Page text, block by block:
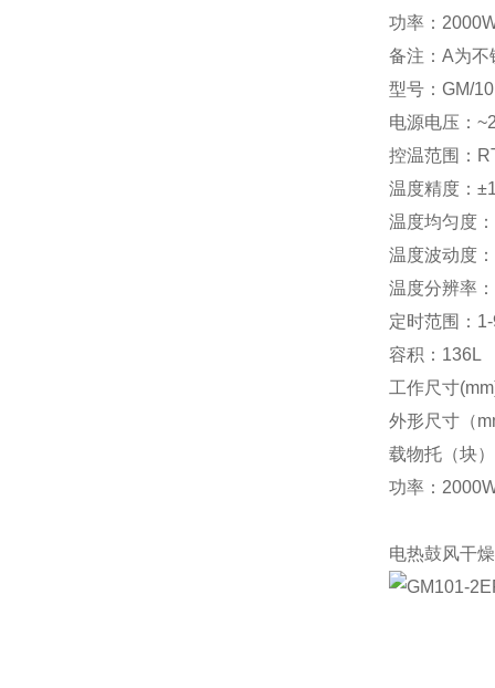
功率：
备注：A为
型号：GM/
电源电压：
控温范围：
温度精度：
温度均匀度
温度波动度
温度分辨率
定时范围：
容积：136L
工作尺寸
外形尺寸（
载物托（块
功率：
电热鼓风干